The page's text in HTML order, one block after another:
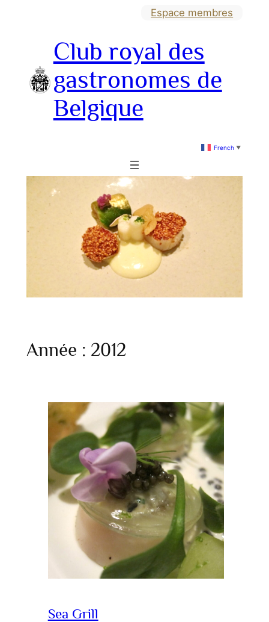
Espace membres
Club royal des
gastronomes de
Belgique
French ▼
Année : 2012
Sea Grill